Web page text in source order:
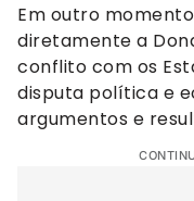
Em outro
diretamente a
conflito com os
disputa política e
argumentos e